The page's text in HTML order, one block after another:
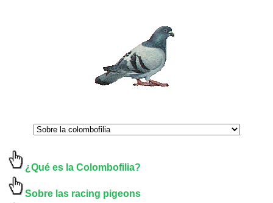
¿Qué es la Colombofilia?
Sobre las racing pigeons